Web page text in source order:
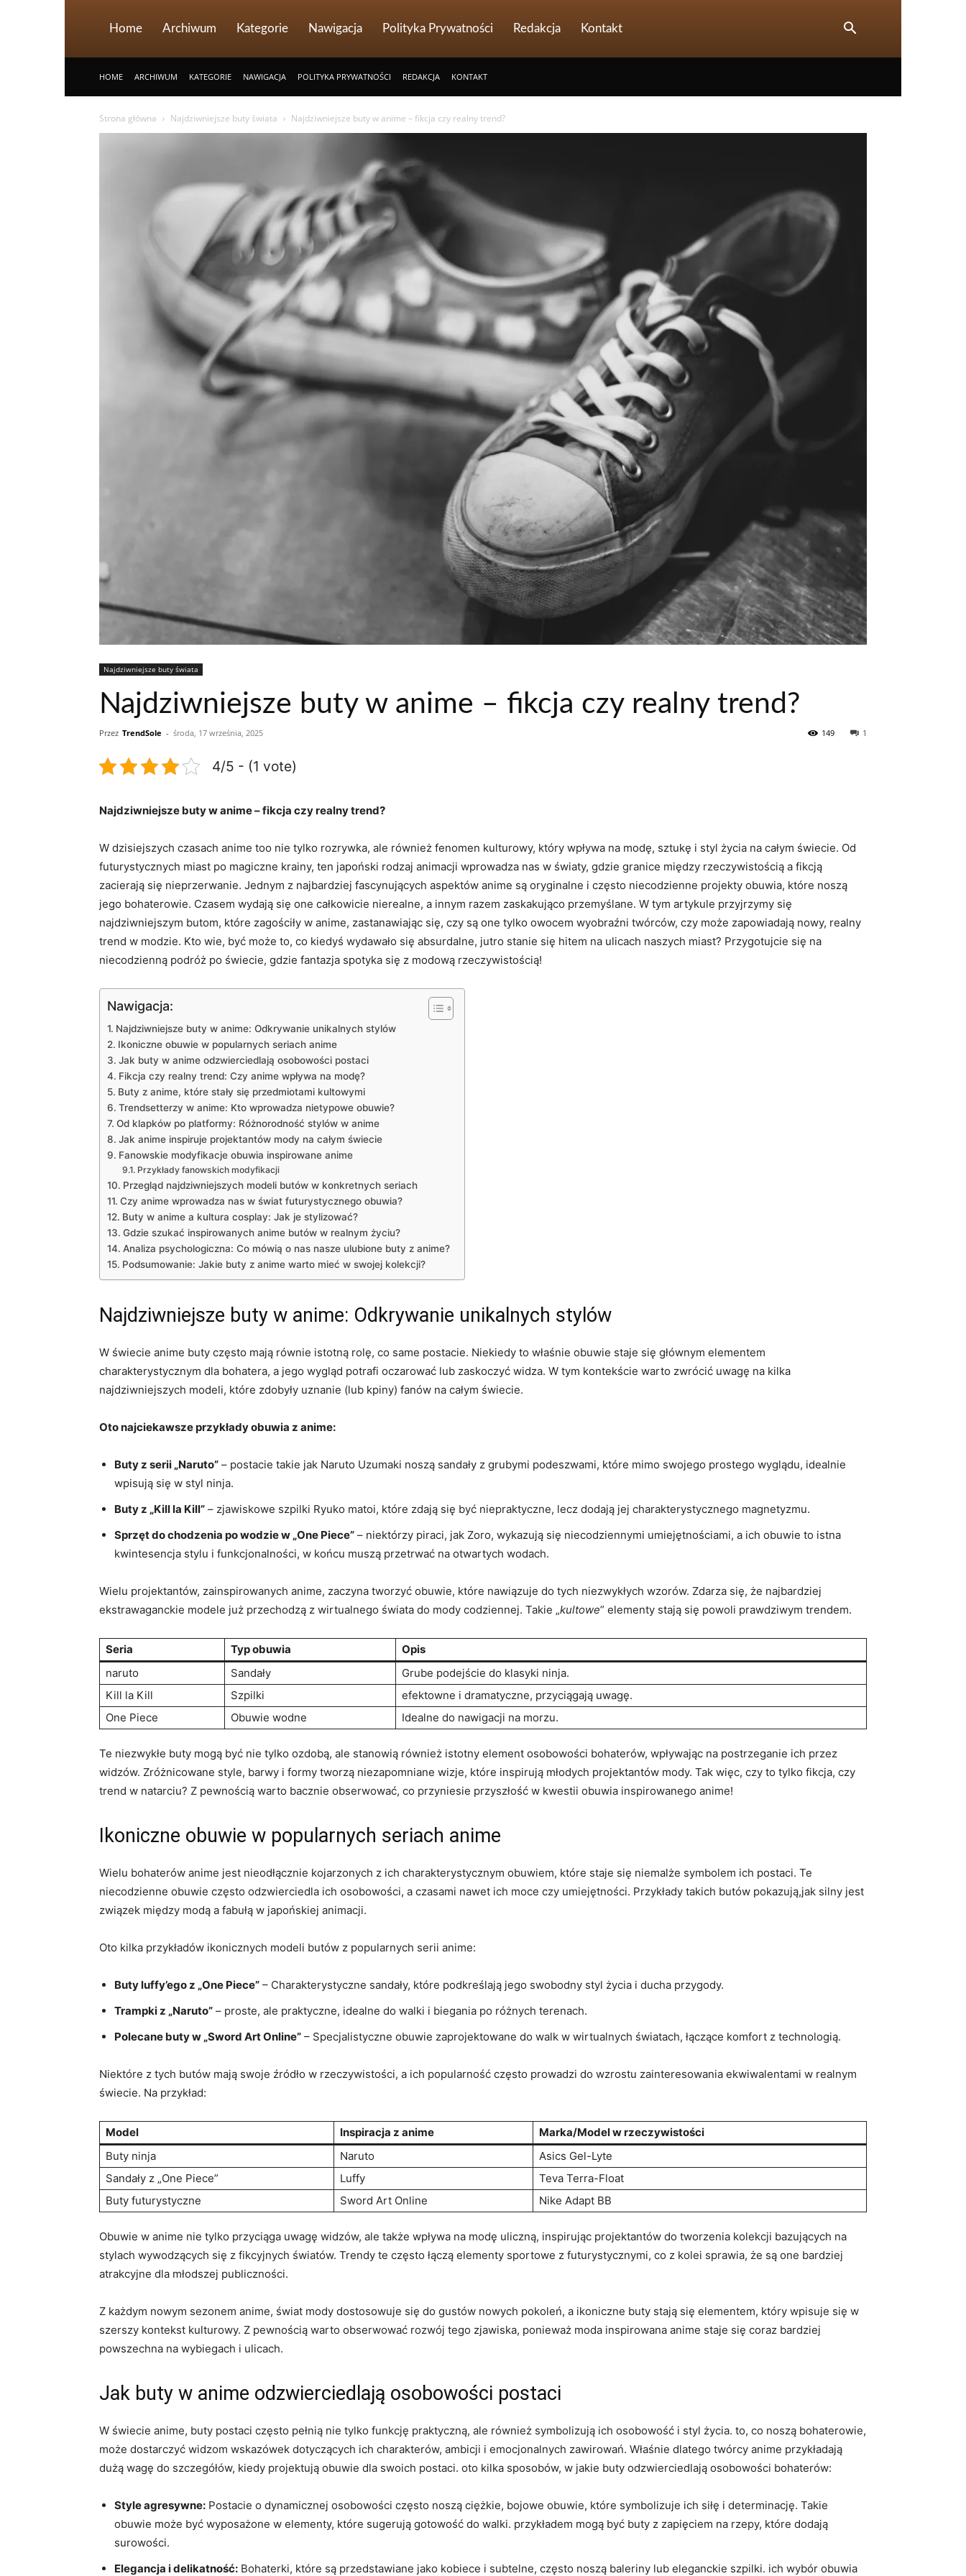
Home Archiwum Kategorie Nawigacja Polityka Prywatności Redakcja Kontakt
HOME ARCHIWUM KATEGORIE NAWIGACJA POLITYKA PRYWATNOŚCI REDAKCJA KONTAKT
Strona główna Najdziwniejsze buty świata Najdziwniejsze buty w anime – fikcja czy realny trend?
Najdziwniejsze buty świata
Najdziwniejsze buty w anime – fikcja czy realny trend?
Przez TrendSole - środa, 17 września, 2025 1
149
4/5 - (1 vote)
Najdziwniejsze buty w anime – fikcja czy realny trend?
W dzisiejszych czasach anime too nie tylko rozrywka, ale również fenomen kulturowy, który wpływa na modę, sztukę i styl życia na całym świecie. Od
futurystycznych miast po magiczne krainy, ten japoński rodzaj animacji wprowadza nas w światy, gdzie granice między rzeczywistością a fikcją
zacierają się nieprzerwanie. Jednym z najbardziej fascynujących aspektów anime są oryginalne i często niecodzienne projekty obuwia, które noszą
jego bohaterowie. Czasem wydają się one całkowicie nierealne, a innym razem zaskakująco przemyślane. W tym artykule przyjrzymy się
najdziwniejszym butom, które zagościły w anime, zastanawiając się, czy są one tylko owocem wyobraźni twórców, czy może zapowiadają nowy, realny
trend w modzie. Kto wie, być może to, co kiedyś wydawało się absurdalne, jutro stanie się hitem na ulicach naszych miast? Przygotujcie się na
niecodzienną podróż po świecie, gdzie fantazja spotyka się z modową rzeczywistością!
Nawigacja:
Najdziwniejsze buty w anime: Odkrywanie unikalnych stylów
Ikoniczne obuwie w popularnych seriach anime
Jak buty w anime odzwierciedlają osobowości postaci
Fikcja czy realny trend: Czy anime wpływa na modę?
Buty z anime, które stały się przedmiotami kultowymi
Trendsetterzy w anime: Kto wprowadza nietypowe obuwie?
Od klapków po platformy: Różnorodność stylów w anime
Jak anime inspiruje projektantów mody na całym świecie
Fanowskie modyfikacje obuwia inspirowane anime
Przykłady fanowskich modyfikacji
Przegląd najdziwniejszych modeli butów w konkretnych seriach
Czy anime wprowadza nas w świat futurystycznego obuwia?
Buty w anime a kultura cosplay: Jak je stylizować?
Gdzie szukać inspirowanych anime butów w realnym życiu?
Analiza psychologiczna: Co mówią o nas nasze ulubione buty z anime?
Podsumowanie: Jakie buty z anime warto mieć w swojej kolekcji?
Najdziwniejsze buty w anime: Odkrywanie unikalnych stylów
W świecie anime buty często mają równie istotną rolę, co same postacie. Niekiedy to właśnie obuwie staje się głównym elementem
charakterystycznym dla bohatera, a jego wygląd potrafi oczarować lub zaskoczyć widza. W tym kontekście warto zwrócić uwagę na kilka
najdziwniejszych modeli, które zdobyły uznanie (lub kpiny) fanów na całym świecie.
Oto najciekawsze przykłady obuwia z anime:
Buty z serii „Naruto” – postacie takie jak Naruto Uzumaki noszą sandały z grubymi podeszwami, które mimo swojego prostego wyglądu, idealnie
wpisują się w styl ninja.
Buty z „Kill la Kill” – zjawiskowe szpilki Ryuko matoi, które zdają się być niepraktyczne, lecz dodają jej charakterystycznego magnetyzmu.
Sprzęt do chodzenia po wodzie w „One Piece” – niektórzy piraci, jak Zoro, wykazują się niecodziennymi umiejętnościami, a ich obuwie to istna
kwintesencja stylu i funkcjonalności, w końcu muszą przetrwać na otwartych wodach.
Wielu projektantów, zainspirowanych anime, zaczyna tworzyć obuwie, które nawiązuje do tych niezwykłych wzorów. Zdarza się, że najbardziej
ekstrawaganckie modele już przechodzą z wirtualnego świata do mody codziennej. Takie „kultowe” elementy stają się powoli prawdziwym trendem.
Seria Typ obuwia
Opis
naruto
Sandały
Grube podejście do klasyki ninja.
Kill la Kill
Szpilki
efektowne i dramatyczne, przyciągają uwagę.
One Piece
Obuwie wodne Idealne do nawigacji na morzu.
Te niezwykłe buty mogą być nie tylko ozdobą, ale stanowią również istotny element osobowości bohaterów, wpływając na postrzeganie ich przez
widzów. Zróżnicowane style, barwy i formy tworzą niezapomniane wizje, które inspirują młodych projektantów mody. Tak więc, czy to tylko fikcja, czy
trend w natarciu? Z pewnością warto bacznie obserwować, co przyniesie przyszłość w kwestii obuwia inspirowanego anime!
Ikoniczne obuwie w popularnych seriach anime
Wielu bohaterów anime jest nieodłącznie kojarzonych z ich charakterystycznym obuwiem, które staje się niemalże symbolem ich postaci. Te
niecodzienne obuwie często odzwierciedla ich osobowości, a czasami nawet ich moce czy umiejętności. Przykłady takich butów pokazują,jak silny jest
związek między modą a fabułą w japońskiej animacji.
Oto kilka przykładów ikonicznych modeli butów z popularnych serii anime:
Buty luffy’ego z „One Piece” – Charakterystyczne sandały, które podkreślają jego swobodny styl życia i ducha przygody.
Trampki z „Naruto” – proste, ale praktyczne, idealne do walki i biegania po różnych terenach.
Polecane buty w „Sword Art Online” – Specjalistyczne obuwie zaprojektowane do walk w wirtualnych światach, łączące komfort z technologią.
Niektóre z tych butów mają swoje źródło w rzeczywistości, a ich popularność często prowadzi do wzrostu zainteresowania ekwiwalentami w realnym
świecie. Na przykład:
Model Inspiracja z anime
Marka/Model w rzeczywistości
Buty ninja
Naruto
Asics Gel-Lyte
Sandały z „One Piece”
Luffy
Teva Terra-Float
Buty futurystyczne
Sword Art Online Nike Adapt BB
Obuwie w anime nie tylko przyciąga uwagę widzów, ale także wpływa na modę uliczną, inspirując projektantów do tworzenia kolekcji bazujących na
stylach wywodzących się z fikcyjnych światów. Trendy te często łączą elementy sportowe z futurystycznymi, co z kolei sprawia, że są one bardziej
atrakcyjne dla młodszej publiczności.
Z każdym nowym sezonem anime, świat mody dostosowuje się do gustów nowych pokoleń, a ikoniczne buty stają się elementem, który wpisuje się w
szerszy kontekst kulturowy. Z pewnością warto obserwować rozwój tego zjawiska, ponieważ moda inspirowana anime staje się coraz bardziej
powszechna na wybiegach i ulicach.
Jak buty w anime odzwierciedlają osobowości postaci
W świecie anime, buty postaci często pełnią nie tylko funkcję praktyczną, ale również symbolizują ich osobowość i styl życia. to, co noszą bohaterowie,
może dostarczyć widzom wskazówek dotyczących ich charakterów, ambicji i emocjonalnych zawirowań. Właśnie dlatego twórcy anime przykładają
dużą wagę do szczegółów, kiedy projektują obuwie dla swoich postaci. oto kilka sposobów, w jakie buty odzwierciedlają osobowości bohaterów:
Style agresywne: Postacie o dynamicznej osobowości często noszą ciężkie, bojowe obuwie, które symbolizuje ich siłę i determinację. Takie
obuwie może być wyposażone w elementy, które sugerują gotowość do walki. przykładem mogą być buty z zapięciem na rzepy, które dodają
surowości.
Elegancja i delikatność: Bohaterki, które są przedstawiane jako kobiece i subtelne, często noszą baleriny lub eleganckie szpilki. ich wybór obuwia